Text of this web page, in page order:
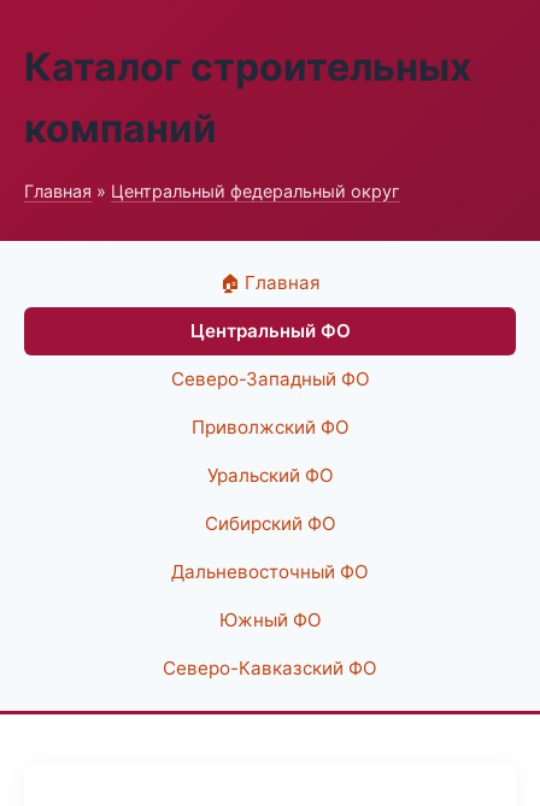
Каталог строительных
компаний
Главная » Центральный федеральный округ
🏠 Главная
Центральный ФО
Северо-Западный ФО
Приволжский ФО
Уральский ФО
Сибирский ФО
Дальневосточный ФО
Южный ФО
Северо-Кавказский ФО